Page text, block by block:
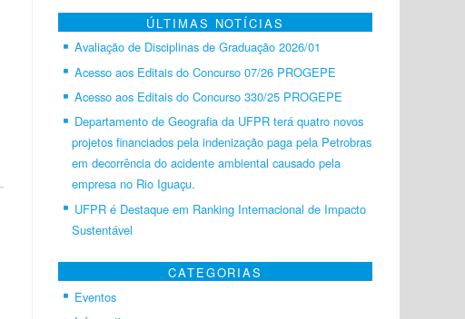
ÚLTIMAS NOTÍCIAS
Avaliação de Disciplinas de Graduação 2026/01
Acesso aos Editais do Concurso 07/26 PROGEPE
Acesso aos Editais do Concurso 330/25 PROGEPE
Departamento de Geografia da UFPR terá quatro novos
projetos financiados pela indenização paga pela Petrobras
em decorrência do acidente ambiental causado pela
empresa no Rio Iguaçu.
UFPR é Destaque em Ranking Internacional de Impacto
Sustentável
CATEGORIAS
Eventos